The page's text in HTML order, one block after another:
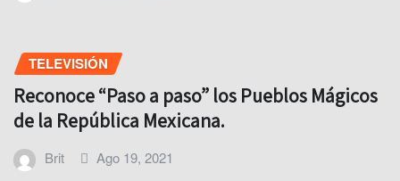
TELEVISIÓN
Reconoce “Paso a paso” los Pueblos Mágicos
de la República Mexicana.
Brit Ago 19, 2021